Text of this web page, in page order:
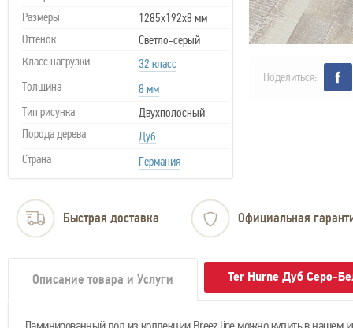
Размеры
1285x192x8 мм
Оттенок
Светло-серый
Класс нагрузки
32 класс
Толщина
8 мм
Тип рисунка
Двухполосный
Порода дерева
Дуб
Страна
Германия
Поделиться:
Быстрая доставка Официальная
Описание товара и Услуги Ter Hurne Дуб Серо-